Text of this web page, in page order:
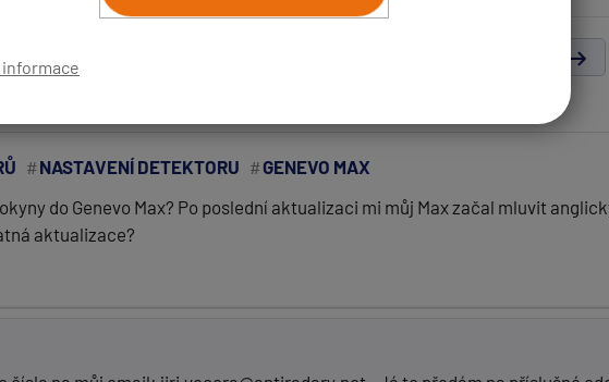
informace
(email bude skrytý- slouží pro notifikace při odpovědi)
…
NASTAVENÍ DETEKTORU
GENEVO MAX
do Genevo Max? Po poslední aktualizaci mi můj Max začal mluvit
aktualizace?